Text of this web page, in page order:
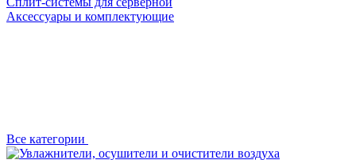
Аксессуары и комплектующие
Все категории